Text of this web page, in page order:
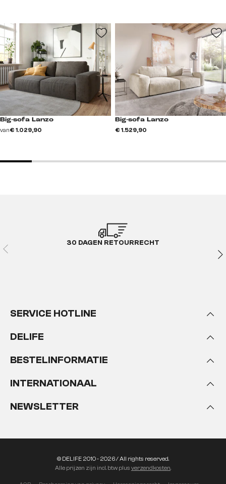
Big-sofa Lanzo
van€ 1.029,90
Big-sofa Lanzo
€ 1.529,90
30 DAGEN RETOURRECHT
SERVICE HOTLINE
DELIFE
BESTELINFORMATIE
INTERNATIONAAL
NEWSLETTER
© DELIFE 2010 - 2026 / All rights reserved.
Alle prijzen zijn incl. btw plus verzendkosten.